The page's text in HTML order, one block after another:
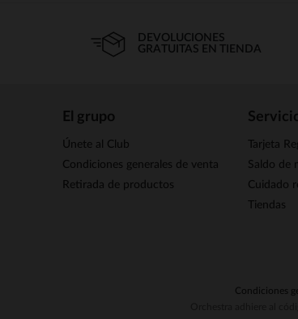
DEVOLUCIONES
GRATUITAS EN TIENDA
El grupo
Únete al Club
Condiciones generales de venta
Retirada de productos
Tarjeta
Saldo de
Cuidado
Tiendas
Condiciones